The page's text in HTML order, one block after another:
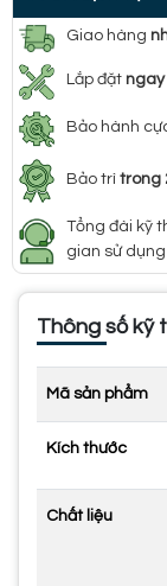
Giao hàng
Lắp đặt
Bảo hành
Bảo trì trong
Tổng đài kỹ
gian sử dụng
Thông số kỹ
Mã sản phẩm
Kích thước
Chất liệu